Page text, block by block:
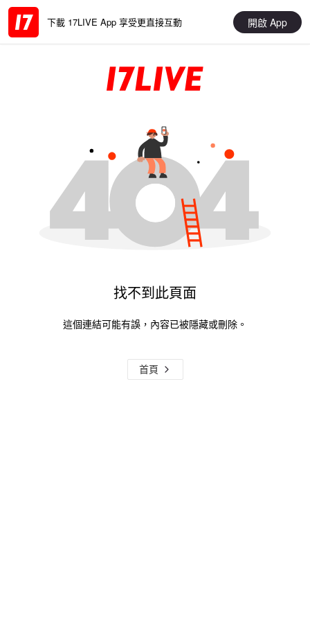
下載 17LIVE App 享受更直接互動 開啟 App
找不到此頁面
這個連結可能有誤，內容已被隱藏或刪除。
首頁